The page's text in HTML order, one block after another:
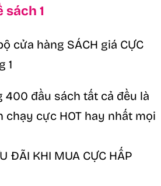
1
cửa hàng SÁCH giá CỰC
1
400 đầu sách tất cả đều là
chạy cực HOT hay nhất mọi
ĐÃI KHI MUA CỰC HẤP